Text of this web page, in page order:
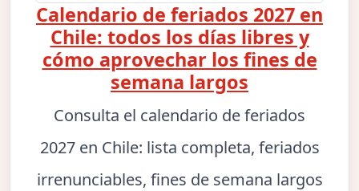
Calendario de feriados 2027 en
Chile: todos los días libres y
cómo aprovechar los fines de
semana largos
Consulta el calendario de feriados
2027 en Chile: lista completa, feriados
irrenunciables, fines de semana largos